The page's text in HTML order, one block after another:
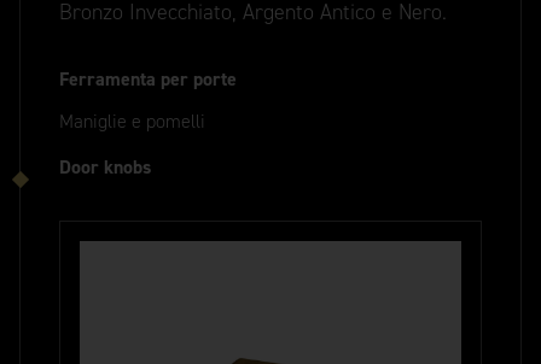
Bronzo Invecchiato, Argento Antico e Nero.
Ferramenta per porte
Maniglie e pomelli
Door knobs